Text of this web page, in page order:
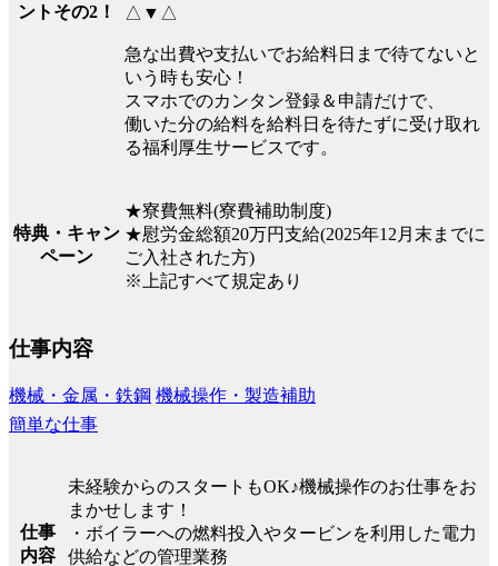
ントその2！
△▼△
急な出費や支払いでお給料日まで待てないと
いう時も安心！
スマホでのカンタン登録＆申請だけで、
働いた分の給料を給料日を待たずに受け取れ
る福利厚生サービスです。
特典・キャン
ペーン
★寮費無料(寮費補助制度)
★慰労金総額20万円支給(2025年12月末までに
ご入社された方)
※上記すべて規定あり
仕事内容
機械・金属・鉄鋼 機械操作・製造補助
簡単な仕事
仕事
内容
未経験からのスタートもOK♪機械操作のお仕事をお
まかせします！
・ボイラーへの燃料投入やタービンを利用した電力
供給などの管理業務